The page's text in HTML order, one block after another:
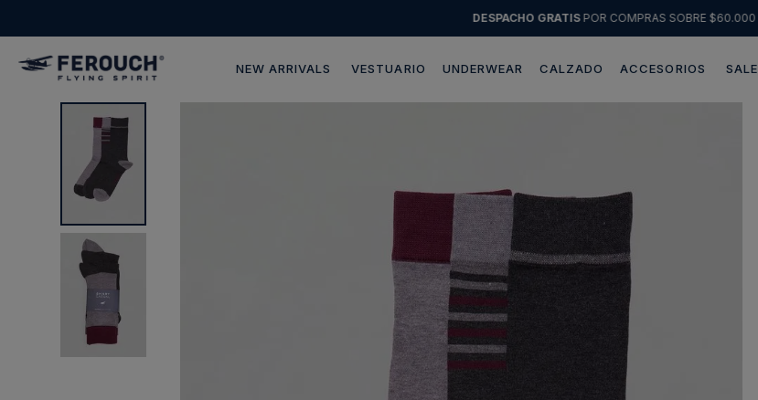
DESPACHO GRATISPOR COMPRAS SOBRE $60.000
NEW ARRIVALS VESTUARIO UNDERWEAR CALZADO ACCESORIOS SALE
.
blazer
chaqueta
jeans